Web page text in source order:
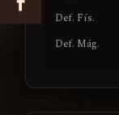
Def. Fís.
Def. Mág.